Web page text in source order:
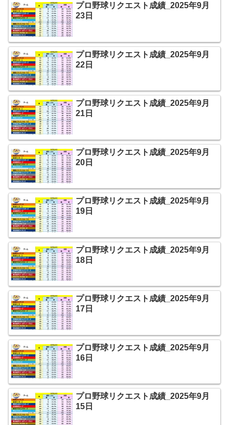
プロ野球リクエスト成績_2025年9月
23日
プロ野球リクエスト成績_2025年9月
22日
プロ野球リクエスト成績_2025年9月
21日
プロ野球リクエスト成績_2025年9月
20日
プロ野球リクエスト成績_2025年9月
19日
プロ野球リクエスト成績_2025年9月
18日
プロ野球リクエスト成績_2025年9月
17日
プロ野球リクエスト成績_2025年9月
16日
プロ野球リクエスト成績_2025年9月
15日